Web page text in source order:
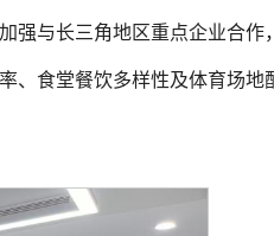
强与长三角地区重点企业合作
、食堂餐饮多样性及体育场地